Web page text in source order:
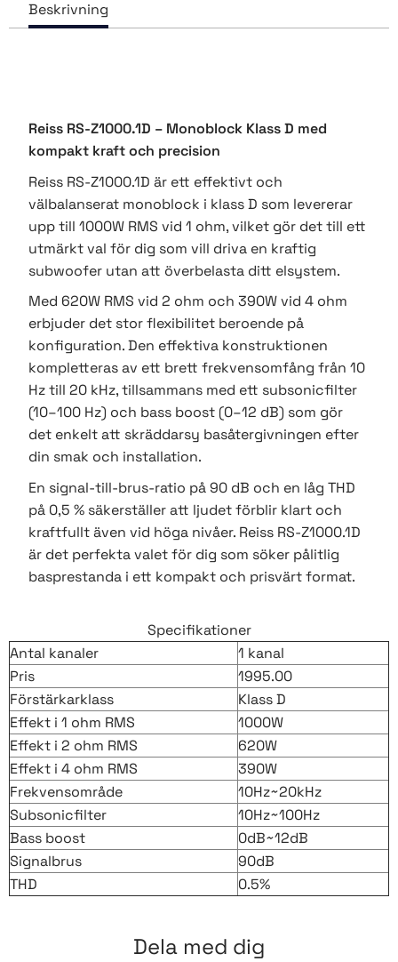
Reiss RS-Z1000.1D – Monoblock Klass D med
kompakt kraft och precision
Reiss RS-Z1000.1D är ett effektivt och
välbalanserat monoblock i klass D som levererar
upp till 1000W RMS vid 1 ohm, vilket gör det till ett
utmärkt val för dig som vill driva en kraftig
subwoofer utan att överbelasta ditt elsystem.
Med 620W RMS vid 2 ohm och 390W vid 4 ohm
erbjuder det stor flexibilitet beroende på
konfiguration. Den effektiva konstruktionen
kompletteras av ett brett frekvensomfång från 10
Hz till 20 kHz, tillsammans med ett subsonicfilter
(10–100 Hz) och bass boost (0–12 dB) som gör
det enkelt att skräddarsy basåtergivningen efter
din smak och installation.
En signal-till-brus-ratio på 90 dB och en låg THD
på 0,5 % säkerställer att ljudet förblir klart och
kraftfullt även vid höga nivåer. Reiss RS-Z1000.1D
är det perfekta valet för dig som söker pålitlig
basprestanda i ett kompakt och prisvärt format.
Specifikationer
Antal kanaler
1 kanal
Pris
1995.00
Förstärkarklass
Klass D
Effekt i 1 ohm RMS
1000W
Effekt i 2 ohm RMS
620W
Effekt i 4 ohm RMS
390W
Frekvensområde
10Hz~20kHz
Subsonicfilter
10Hz~100Hz
Bass boost
0dB~12dB
Signalbrus
90dB
THD
0.5%
Dela med dig